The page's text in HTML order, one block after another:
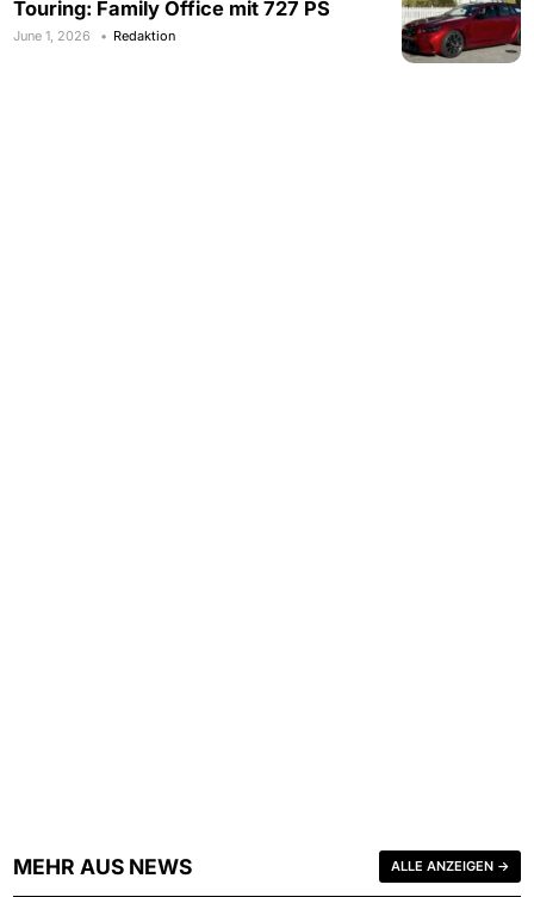
Touring: Family Office mit 727 PS
June 1, 2026 Redaktion
MEHR AUS NEWS ALLE ANZEIGEN →